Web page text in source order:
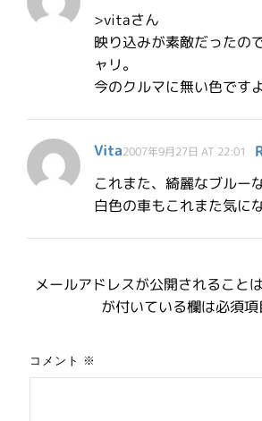
>vitaさん
映り込みが素敵だったの
ャリ。
今のクルマに無い色ですよ
Vita2007年9月27日 AT 22:01
これまた、綺麗なブルー
白色の車もこれまた気に
メールアドレスが公開されること
が付いている欄は必須
コメント ※